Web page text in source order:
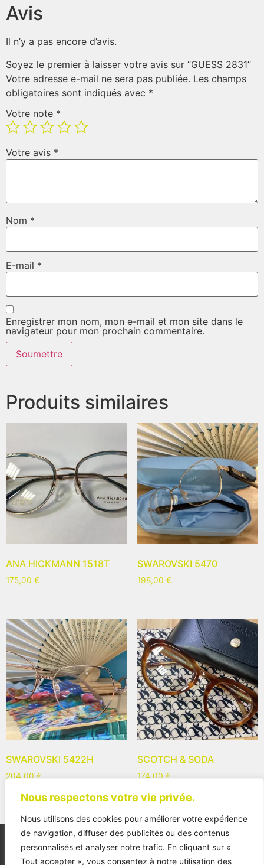
Nous respectons votre vie privée.
Nous utilisons des cookies pour améliorer votre expérience
de navigation, diffuser des publicités ou des contenus
personnalisés et analyser notre trafic. En cliquant sur «
Tout accepter », vous consentez à notre utilisation des
Avis
Il n’y a pas encore d’avis.
Soyez le premier à laisser votre avis sur “GUESS 2831”
Votre adresse e-mail ne sera pas publiée. Les champs
obligatoires sont indiqués avec *
Votre note *
Votre avis *
Nom *
E-mail *
Enregistrer mon nom, mon e-mail et mon site dans le
navigateur pour mon prochain commentaire.
Produits similaires
ANA HICKMANN 1518T
175,00 €
SWAROVSKI 5470
198,00 €
SWAROVSKI 5422H
204,00 €
SCOTCH & SODA
174,00 €